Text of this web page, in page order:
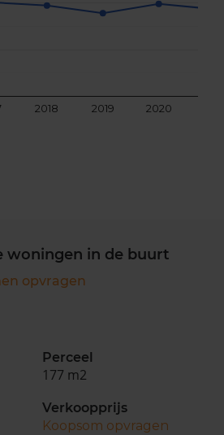
2018 2019 2020
woningen in de buurt
opvragen
Perceel
177 m2
Verkoopprijs
Koopsom opvragen